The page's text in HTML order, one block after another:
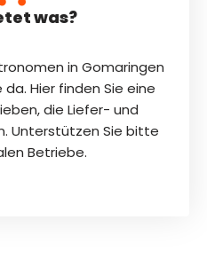
was?
in Gomaringen
Hier finden Sie eine
die Liefer- und
Unterstützen Sie bitte
Betriebe.